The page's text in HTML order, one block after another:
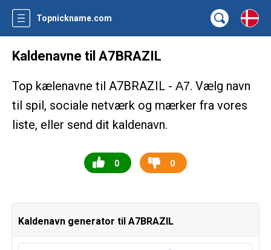
Topnickname.com
Kaldenavne til A7BRAZIL
Top kælenavne til A7BRAZIL - A7. Vælg navn
til spil, sociale netværk og mærker fra vores
liste, eller send dit kaldenavn.
0 0
Kaldenavn generator til A7BRAZIL